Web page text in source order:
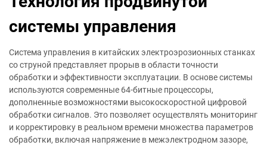
системы управления
Система управления в китайских электроэрозионных станках
со струной представляет прорыв в области точности
обработки и эффективности эксплуатации. В основе системы
используются современные 64-битные процессоры,
дополненные возможностями высокоскоростной цифровой
обработки сигналов. Это позволяет осуществлять мониторинг
и корректировку в реальном времени множества параметров
обработки, включая напряжение в межэлектродном зазоре,